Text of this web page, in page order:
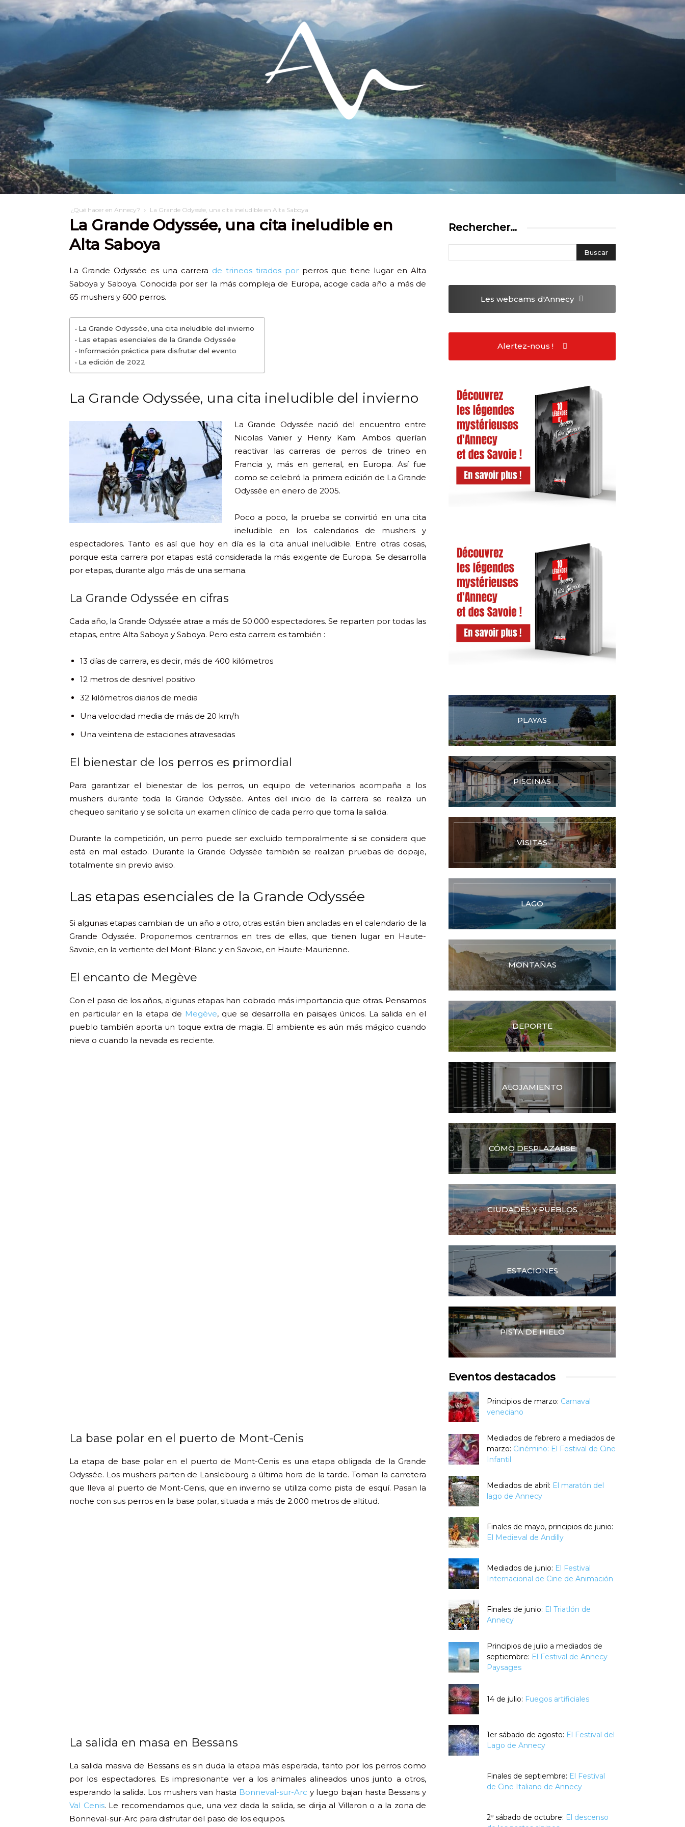
¿Qué puedo hacer? Permanezca en
¿Qué hacer en Annecy? La Grande Odyssée, una cita ineludible en Alta Saboya
La Grande Odyssée, una cita ineludible en
Alta Saboya
La Grande Odyssée es una carrera de trineos tirados por perros que tiene lugar en Alta
Saboya y Saboya. Conocida por ser la más compleja de Europa, acoge cada año a más de
65 mushers y 600 perros.
La Grande Odyssée, una cita ineludible del invierno
Las etapas esenciales de la Grande Odyssée
Información práctica para disfrutar del evento
La edición de 2022
La Grande Odyssée, una cita ineludible del invierno
La Grande Odyssée nació del encuentro entre
Nicolas Vanier y Henry Kam. Ambos querían
reactivar las carreras de perros de trineo en
Francia y, más en general, en Europa. Así fue
como se celebró la primera edición de La Grande
Odyssée en enero de 2005.
Poco a poco, la prueba se convirtió en una cita
ineludible en los calendarios de mushers y
espectadores. Tanto es así que hoy en día es la cita anual ineludible. Entre otras cosas,
porque esta carrera por etapas está considerada la más exigente de Europa. Se desarrolla
por etapas, durante algo más de una semana.
La Grande Odyssée en cifras
Cada año, la Grande Odyssée atrae a más de 50.000 espectadores. Se reparten por todas las
etapas, entre Alta Saboya y Saboya. Pero esta carrera es también :
13 días de carrera, es decir, más de 400 kilómetros
12 metros de desnivel positivo
32 kilómetros diarios de media
Una velocidad media de más de 20 km/h
Una veintena de estaciones atravesadas
El bienestar de los perros es primordial
Para garantizar el bienestar de los perros, un equipo de veterinarios acompaña a los
mushers durante toda la Grande Odyssée. Antes del inicio de la carrera se realiza un
chequeo sanitario y se solicita un examen clínico de cada perro que toma la salida.
Durante la competición, un perro puede ser excluido temporalmente si se considera que
está en mal estado. Durante la Grande Odyssée también se realizan pruebas de dopaje,
totalmente sin previo aviso.
Las etapas esenciales de la Grande Odyssée
Si algunas etapas cambian de un año a otro, otras están bien ancladas en el calendario de la
Grande Odyssée. Proponemos centrarnos en tres de ellas, que tienen lugar en Haute-
Savoie, en la vertiente del Mont-Blanc y en Savoie, en Haute-Maurienne.
El encanto de Megève
Con el paso de los años, algunas etapas han cobrado más importancia que otras. Pensamos
en particular en la etapa de Megève, que se desarrolla en paisajes únicos. La salida en el
pueblo también aporta un toque extra de magia. El ambiente es aún más mágico cuando
nieva o cuando la nevada es reciente.
La base polar en el puerto de Mont-Cenis
La etapa de base polar en el puerto de Mont-Cenis es una etapa obligada de la Grande
Odyssée. Los mushers parten de Lanslebourg a última hora de la tarde. Toman la carretera
que lleva al puerto de Mont-Cenis, que en invierno se utiliza como pista de esquí. Pasan la
noche con sus perros en la base polar, situada a más de 2.000 metros de altitud.
La salida en masa en Bessans
La salida masiva de Bessans es sin duda la etapa más esperada, tanto por los perros como
por los espectadores. Es impresionante ver a los animales alineados unos junto a otros,
esperando la salida. Los mushers van hasta Bonneval-sur-Arc y luego bajan hasta Bessans y
Val Cenis. Le recomendamos que, una vez dada la salida, se dirija al Villaron o a la zona de
Bonneval-sur-Arc para disfrutar del paso de los equipos.
Rechercher…
Les webcams d'Annecy
Alertez-nous !
PLAYAS
PISCINAS
VISITAS
LAGO
MONTAÑAS
DEPORTE
ALOJAMIENTO
CÓMO DESPLAZARSE
CIUDADES Y PUEBLOS
ESTACIONES
PISTA DE HIELO
Eventos destacados
Principios de marzo: Carnaval
veneciano
Mediados de febrero a mediados de
marzo: Cinémino: El Festival de Cine
Infantil
Mediados de abril: El maratón del
lago de Annecy
Finales de mayo, principios de junio:
El Medieval de Andilly
Mediados de junio: El Festival
Internacional de Cine de Animación
Finales de junio: El Triatlón de
Annecy
Principios de julio a mediados de
septiembre: El Festival de Annecy
Paysages
14 de julio: Fuegos artificiales
1er sábado de agosto: El Festival del
Lago de Annecy
Finales de septiembre: El Festival
de Cine Italiano de Annecy
2º sábado de octubre: El descenso